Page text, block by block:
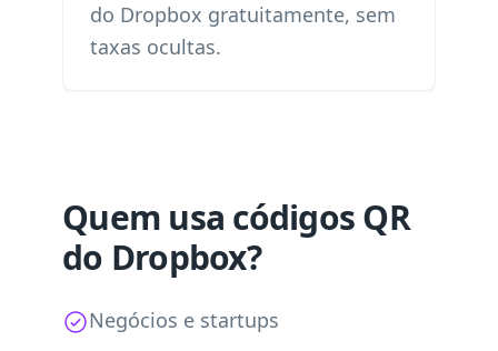
do Dropbox gratuitamente, sem
taxas ocultas.
Quem usa códigos QR
do Dropbox?
Negócios e startups